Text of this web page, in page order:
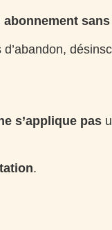
abonnement
d’abandon,
s’applique pas
.